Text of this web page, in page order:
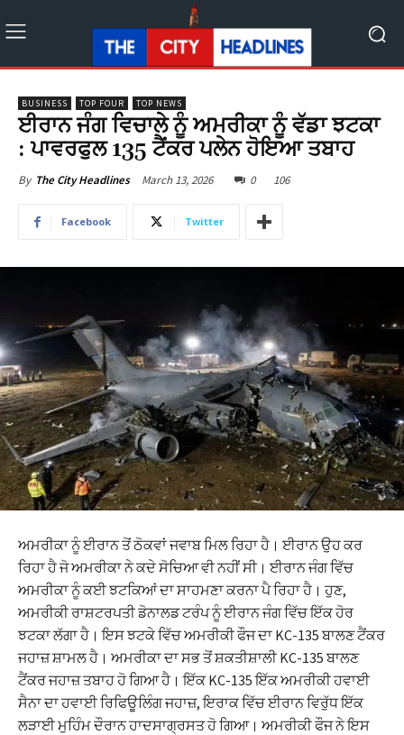
BUSINESS TOP FOUR TOP NEWS
ਈਰਾਨ ਜੰਗ ਵਿਚਾਲੇ ਨੂੰ ਅਮਰੀਕਾ ਨੂੰ ਵੱਡਾ ਝਟਕਾ
: ਪਾਵਰਫੁਲ 135 ਟੈਂਕਰ ਪਲੇਨ ਹੋਇਆ ਤਬਾਹ
By The City Headlines March 13, 2026 0 106
Facebook Twitter
ਅਮਰੀਕਾ ਨੂੰ ਈਰਾਨ ਤੋਂ ਠੋਕਵਾਂ ਜਵਾਬ ਮਿਲ ਰਿਹਾ ਹੈ। ਈਰਾਨ ਉਹ ਕਰ
ਰਿਹਾ ਹੈ ਜੋ ਅਮਰੀਕਾ ਨੇ ਕਦੇ ਸੋਚਿਆ ਵੀ ਨਹੀਂ ਸੀ। ਈਰਾਨ ਜੰਗ ਵਿੱਚ
ਅਮਰੀਕਾ ਨੂੰ ਕਈ ਝਟਕਿਆਂ ਦਾ ਸਾਹਮਣਾ ਕਰਨਾ ਪੈ ਰਿਹਾ ਹੈ। ਹੁਣ,
ਅਮਰੀਕੀ ਰਾਸ਼ਟਰਪਤੀ ਡੋਨਾਲਡ ਟਰੰਪ ਨੂੰ ਈਰਾਨ ਜੰਗ ਵਿੱਚ ਇੱਕ ਹੋਰ
ਝਟਕਾ ਲੱਗਾ ਹੈ। ਇਸ ਝਟਕੇ ਵਿੱਚ ਅਮਰੀਕੀ ਫੌਜ ਦਾ KC-135 ਬਾਲਣ ਟੈਂਕਰ
ਜਹਾਜ਼ ਸ਼ਾਮਲ ਹੈ। ਅਮਰੀਕਾ ਦਾ ਸਭ ਤੋਂ ਸ਼ਕਤੀਸ਼ਾਲੀ KC-135 ਬਾਲਣ
ਟੈਂਕਰ ਜਹਾਜ਼ ਤਬਾਹ ਹੋ ਗਿਆ ਹੈ। ਇੱਕ KC-135 ਇੱਕ ਅਮਰੀਕੀ ਹਵਾਈ
ਸੈਨਾ ਦਾ ਹਵਾਈ ਰਿਫਿਊਲਿੰਗ ਜਹਾਜ਼, ਇਰਾਕ ਵਿੱਚ ਈਰਾਨ ਵਿਰੁੱਧ ਇੱਕ
ਲੜਾਈ ਮੁਹਿੰਮ ਦੌਰਾਨ ਹਾਦਸਾਗ੍ਰਸਤ ਹੋ ਗਿਆ। ਅਮਰੀਕੀ ਫੌਜ ਨੇ ਇਸ